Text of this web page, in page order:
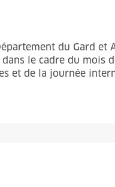
du Gard et
le cadre du mois
et de la journée